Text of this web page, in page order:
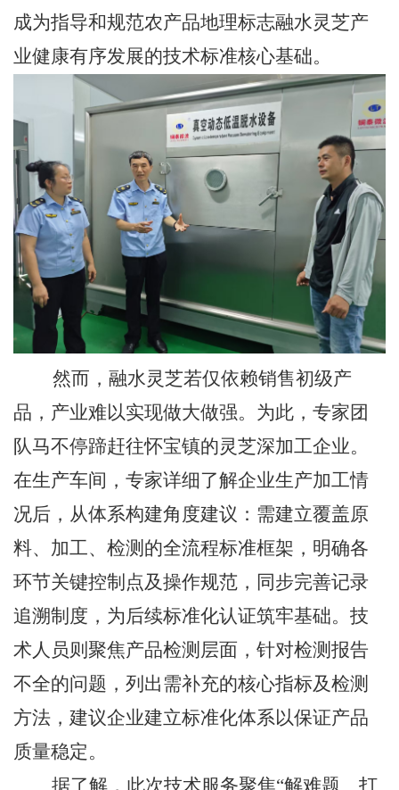
成为指导和规范农产品地理标志融水灵芝产
业健康有序发展的技术标准核心基础。
然而，融水灵芝若仅依赖销售初级产
品，产业难以实现做大做强。为此，专家团
队马不停蹄赶往怀宝镇的灵芝深加工企业。
在生产车间，专家详细了解企业生产加工情
况后，从体系构建角度建议：需建立覆盖原
料、加工、检测的全流程标准框架，明确各
环节关键控制点及操作规范，同步完善记录
追溯制度，为后续标准化认证筑牢基础。技
术人员则聚焦产品检测层面，针对检测报告
不全的问题，列出需补充的核心指标及检测
方法，建议企业建立标准化体系以保证产品
质量稳定。
据了解，此次技术服务聚焦“解难题、打